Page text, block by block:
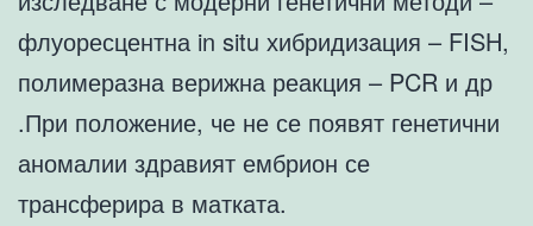
флуоресцентна in situ хибридизация – FISH,
полимеразна верижна реакция – PCR и др
.При положение, че не се появят генетични
аномалии здравият ембрион се
трансферира в матката.